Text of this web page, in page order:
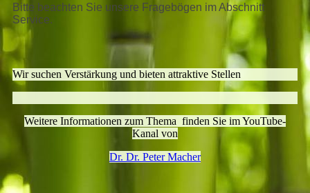
Bitte beachten Sie unsere Fragebögen im Abschnitt
Service.
Wir suchen Verstärkung und bieten attraktive Stellen
Weitere Informationen zum Thema finden Sie im YouTube-
Kanal von
Dr. Dr. Peter Macher